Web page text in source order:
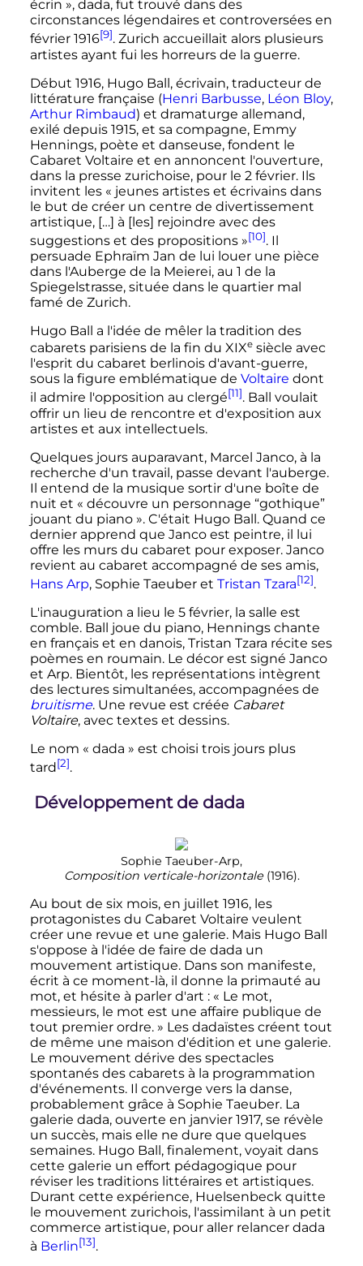
écrin », dada, fut trouvé dans des
circonstances légendaires et controversées en
février 1916[9]. Zurich accueillait alors plusieurs
artistes ayant fui les horreurs de la guerre.
Début 1916, Hugo Ball, écrivain, traducteur de
littérature française (Henri Barbusse, Léon Bloy,
Arthur Rimbaud) et dramaturge allemand,
exilé depuis 1915, et sa compagne, Emmy
Hennings, poète et danseuse, fondent le
Cabaret Voltaire et en annoncent l'ouverture,
dans la presse zurichoise, pour le 2 février. Ils
invitent les « jeunes artistes et écrivains dans
le but de créer un centre de divertissement
artistique, […] à [les] rejoindre avec des
suggestions et des propositions »[10]. Il
persuade Ephraïm Jan de lui louer une pièce
dans l'Auberge de la Meierei, au 1 de la
Spiegelstrasse, située dans le quartier mal
famé de Zurich.
Hugo Ball a l'idée de mêler la tradition des
cabarets parisiens de la fin du XIXe siècle avec
l'esprit du cabaret berlinois d'avant-guerre,
sous la figure emblématique de Voltaire dont
il admire l'opposition au clergé[11]. Ball voulait
offrir un lieu de rencontre et d'exposition aux
artistes et aux intellectuels.
Quelques jours auparavant, Marcel Janco, à la
recherche d'un travail, passe devant l'auberge.
Il entend de la musique sortir d'une boîte de
nuit et « découvre un personnage “gothique”
jouant du piano ». C'était Hugo Ball. Quand ce
dernier apprend que Janco est peintre, il lui
offre les murs du cabaret pour exposer. Janco
revient au cabaret accompagné de ses amis,
Hans Arp, Sophie Taeuber et Tristan Tzara[12].
L'inauguration a lieu le 5 février, la salle est
comble. Ball joue du piano, Hennings chante
en français et en danois, Tristan Tzara récite ses
poèmes en roumain. Le décor est signé Janco
et Arp. Bientôt, les représentations intègrent
des lectures simultanées, accompagnées de
bruitisme. Une revue est créée Cabaret
Voltaire, avec textes et dessins.
Le nom « dada » est choisi trois jours plus
tard[2].
Développement de dada
Sophie Taeuber-Arp,
Composition verticale-horizontale(1916).
Au bout de six mois, en juillet 1916, les
protagonistes du Cabaret Voltaire veulent
créer une revue et une galerie. Mais Hugo Ball
s'oppose à l'idée de faire de dada un
mouvement artistique. Dans son manifeste,
écrit à ce moment-là, il donne la primauté au
mot, et hésite à parler d'art : « Le mot,
messieurs, le mot est une affaire publique de
tout premier ordre. » Les dadaïstes créent tout
de même une maison d'édition et une galerie.
Le mouvement dérive des spectacles
spontanés des cabarets à la programmation
d'événements. Il converge vers la danse,
probablement grâce à Sophie Taeuber. La
galerie dada, ouverte en janvier 1917, se révèle
un succès, mais elle ne dure que quelques
semaines. Hugo Ball, finalement, voyait dans
cette galerie un effort pédagogique pour
réviser les traditions littéraires et artistiques.
Durant cette expérience, Huelsenbeck quitte
le mouvement zurichois, l'assimilant à un petit
commerce artistique, pour aller relancer dada
à Berlin[13].